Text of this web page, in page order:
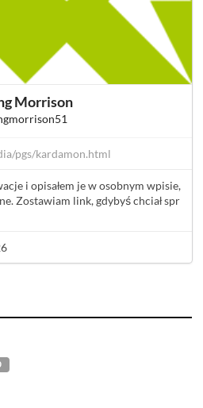
Morrison
pgs/kardamon.html
i opisałem je w osobnym wpisie,
Zostawiam link, gdybyś chciał spr